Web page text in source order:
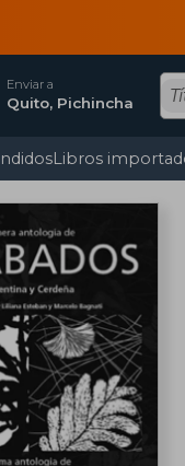
Enviar a
Quito, Pichincha
Libros